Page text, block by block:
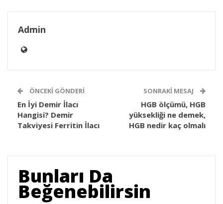
Admin
ÖNCEKI GÖNDERI
En İyi Demir İlacı
Hangisi? Demir
Takviyesi Ferritin İlacı
SONRAKI MESAJ
HGB ölçümü, HGB
yüksekliği ne demek,
HGB nedir kaç olmalı
Bunları Da
Beğenebilirsin